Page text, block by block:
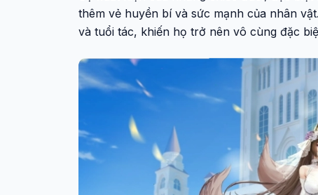
thêm vẻ huyền bí và sức mạnh của nhân
và tuổi tác, khiến họ trở nên vô cùng đặc